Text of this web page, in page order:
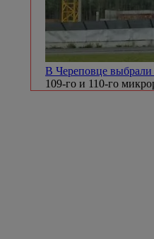
В Череповце выбрали
109-го и 110-го